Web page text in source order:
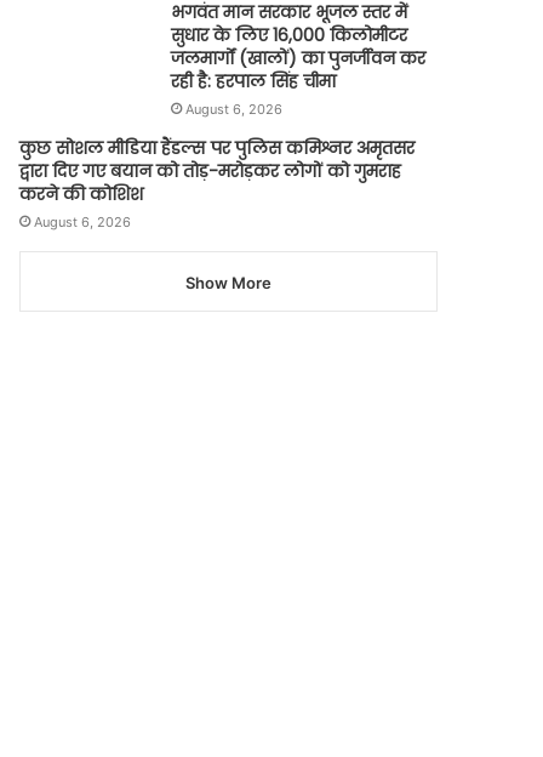
भगवंत मान सरकार भूजल स्तर में
सुधार के लिए 16,000 किलोमीटर
जलमार्गों (खालों) का पुनर्जीवन कर
रही है: हरपाल सिंह चीमा
August 6, 2026
कुछ सोशल मीडिया हैंडल्स पर पुलिस कमिश्नर अमृतसर
द्वारा दिए गए बयान को तोड़-मरोड़कर लोगों को गुमराह
करने की कोशिश
August 6, 2026
Show More